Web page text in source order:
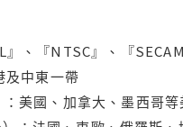
、『NTSC』、『
中東一帶
國、加拿大、墨西哥等